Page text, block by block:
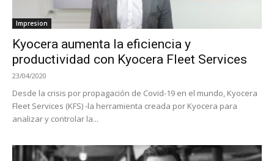
Impresion
Kyocera aumenta la eficiencia y
productividad con Kyocera Fleet Services
23/04/2020
Desde la crisis por propagación de Covid-19 en el mundo, Kyocera
Fleet Services (KFS) -la herramienta creada por Kyocera para
analizar y controlar la...